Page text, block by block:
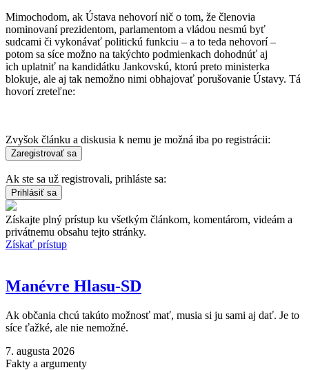
Mimochodom, ak Ústava nehovorí nič o tom, že členovia
nominovaní prezidentom, parlamentom a vládou nesmú byť
sudcami či vykonávať politickú funkciu – a to teda nehovorí –
potom sa síce možno na takýchto podmienkach dohodnúť aj
ich uplatniť na kandidátku Jankovskú, ktorú preto ministerka
blokuje, ale aj tak nemožno nimi obhajovať porušovanie Ústavy. Tá
hovorí zreteľne:
Zvyšok článku a diskusia k nemu je možná iba po registrácii:
Ak ste sa už registrovali, prihláste sa:
Získajte plný prístup ku všetkým článkom, komentárom, videám a
privátnemu obsahu tejto stránky.
Získať prístup
Manévre Hlasu-SD
Ak občania chcú takúto možnosť mať, musia si ju sami aj dať. Je to
síce ťažké, ale nie nemožné.
7. augusta 2026
Fakty a argumenty